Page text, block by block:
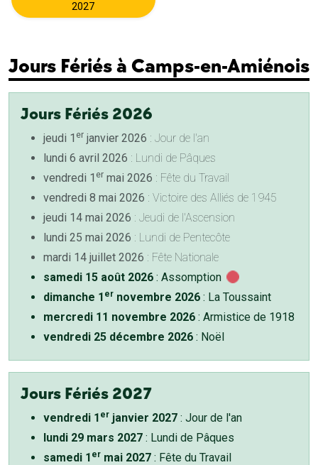
2027
Jours Fériés à Camps-en-Amiénois
Jours Fériés 2026
jeudi 1 er janvier 2026 : Jour de l'an
lundi 6 avril 2026 : Lundi de Pâques
vendredi 1 er mai 2026 : Fête du Travail
vendredi 8 mai 2026 : Victoire des Alliés de 1945
jeudi 14 mai 2026 : Jeudi de l'Ascension
lundi 25 mai 2026 : Lundi de Pentecôte
mardi 14 juillet 2026 : Fête Nationale
samedi 15 août 2026 : Assomption
dimanche 1 er novembre 2026 : La Toussaint
mercredi 11 novembre 2026 : Armistice de 1918
vendredi 25 décembre 2026 : Noël
Jours Fériés 2027
vendredi 1 er janvier 2027 : Jour de l'an
lundi 29 mars 2027 : Lundi de Pâques
samedi 1 er mai 2027 : Fête du Travail